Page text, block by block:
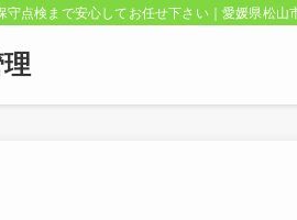
守点検まで安心してお任せ下さい｜愛媛県松山